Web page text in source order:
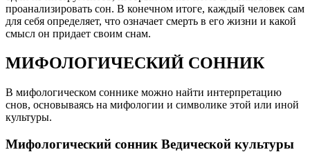
проанализировать сон. В конечном итоге, каждый человек сам
для себя определяет, что означает смерть в его жизни и какой
смысл он придает своим снам.
МИФОЛОГИЧЕСКИЙ СОННИК
В мифологическом соннике можно найти интерпретацию
снов, основываясь на мифологии и символике этой или иной
культуры.
Мифологический сонник Ведической культуры